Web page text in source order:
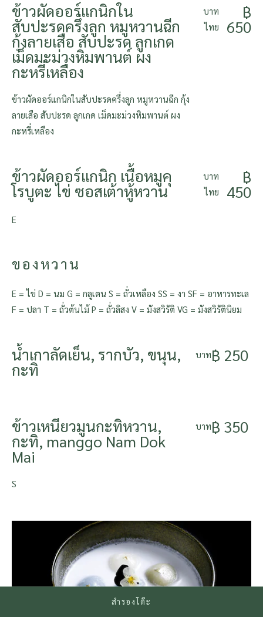
สำรองโต๊ะ
ข้าวผัดออร์แกนิกใน
สับปะรดครึ่งลูก หมูหวานฉีก
กุ้งลายเสือ สับปะรด ลูกเกด
เม็ดมะม่วงหิมพานต์ ผง
กะหรี่เหลือง
บาท
ไทย
฿
650
ข้าวผัดออร์แกนิกในสับปะรดครึ่งลูก หมูหวานฉีก กุ้ง
ลายเสือ สับปะรด ลูกเกด เม็ดมะม่วงหิมพานต์ ผง
กะหรี่เหลือง
ข้าวผัดออร์แกนิก เนื้อหมูคุ
โรบูตะ ไข่ ซอสเต้าหู้หวาน
บาท
ไทย
฿
450
E
ของหวาน
E = ไข่ D = นม G = กลูเตน S = ถั่วเหลือง SS = งา SF = อาหารทะเล
F = ปลา T = ถั่วต้นไม้ P = ถั่วลิสง V = มังสวิรัติ VG = มังสวิรัตินิยม
น้ำเกาลัดเย็น, รากบัว, ขนุน,
กะทิ
บาท฿ 250
ข้าวเหนียวมูนกะทิหวาน,
กะทิ, manggo Nam Dok
Mai
บาท฿ 350
S